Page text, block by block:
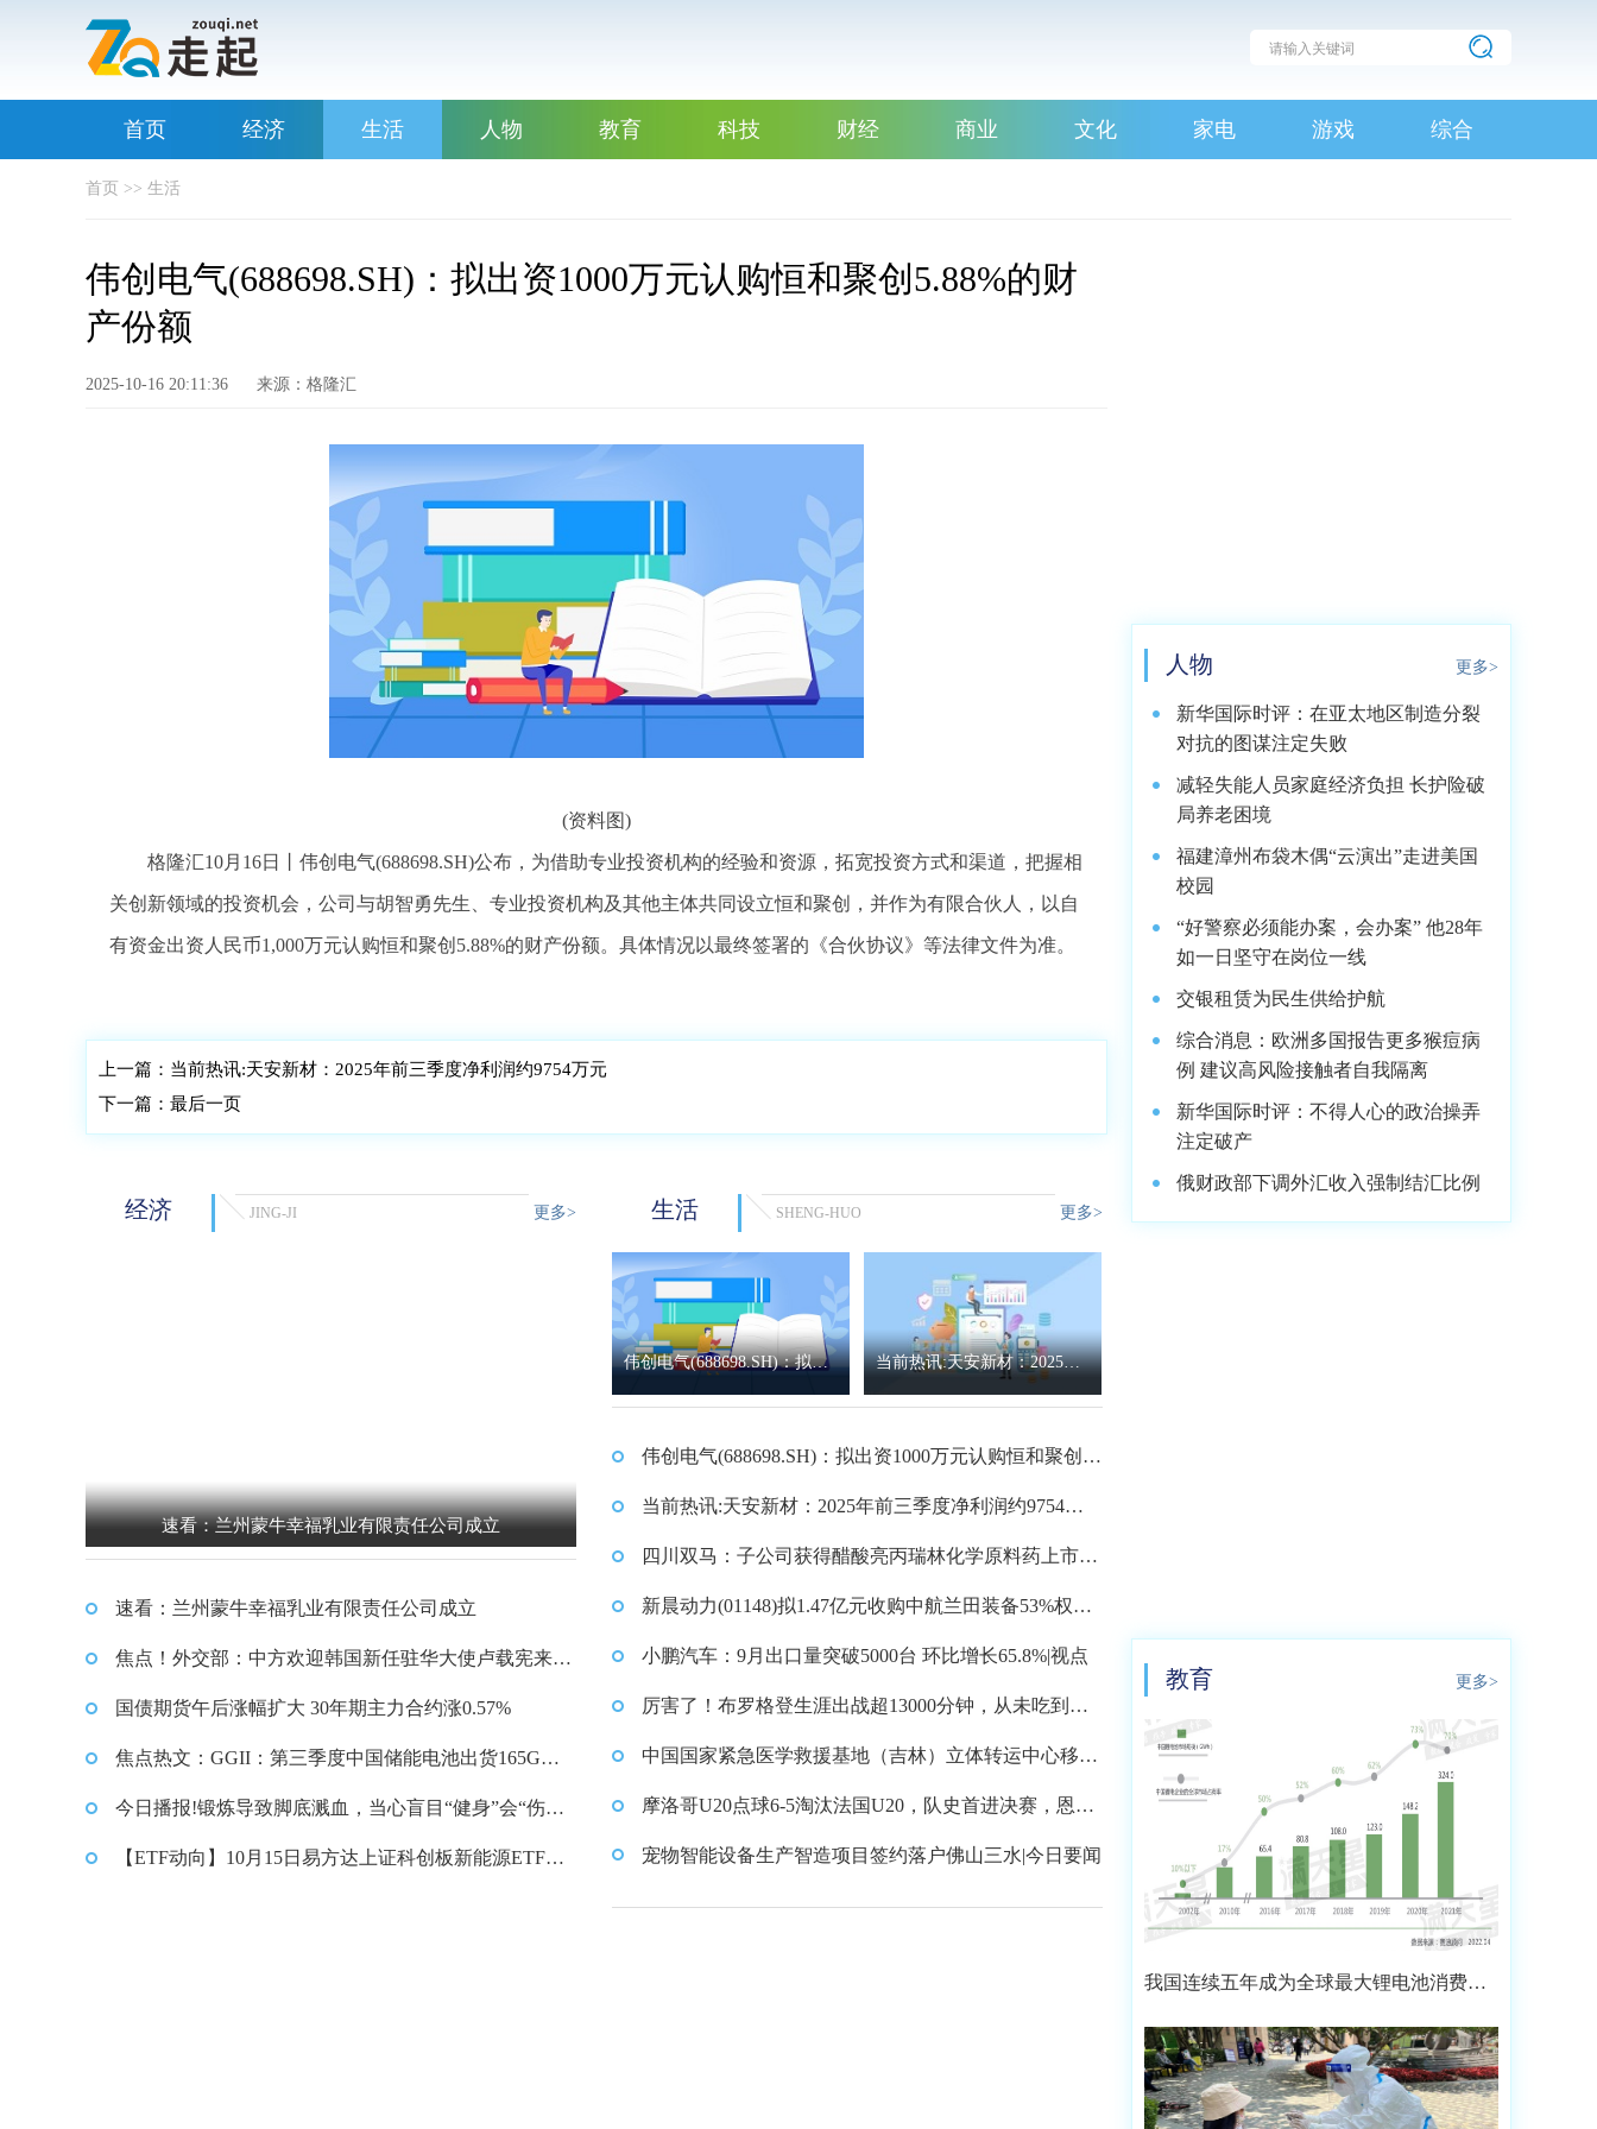
首页 经济 生活 人物 教育 科技 财经 商业 文化 家电 游戏 综合
首页 >> 生活
伟创电气(688698.SH)：拟出资1000万元认购恒和聚创5.88%的财
产份额
2025-10-16 20:11:36 来源：格隆汇
(资料图)
格隆汇10月16日丨伟创电气(688698.SH)公布，为借助专业投资机构的经验和资源，拓宽投资方式和渠道，把握相
关创新领域的投资机会，公司与胡智勇先生、专业投资机构及其他主体共同设立恒和聚创，并作为有限合伙人，以自
有资金出资人民币1,000万元认购恒和聚创5.88%的财产份额。具体情况以最终签署的《合伙协议》等法律文件为准。
上一篇： 当前热讯:天安新材：2025年前三季度净利润约9754万元
下一篇： 最后一页
经济 JING-JI 更多>
速看：兰州蒙牛幸福乳业有限责任公司成立
速看：兰州蒙牛幸福乳业有限责任公司成立
焦点！外交部：中方欢迎韩国新任驻华大使卢载宪来华
履新
国债期货午后涨幅扩大 30年期主力合约涨0.57%
焦点热文：GGII：第三季度中国储能电池出货165GWh
同比增长65%
今日播报!锻炼导致脚底溅血，当心盲目“健身”会“伤
身”！
【ETF动向】10月15日易方达上证科创板新能源ETF基
生活 SHENG-HUO 更多>
伟创电气(688698.SH)：拟出
8%的财产份额
当前热讯:天安新材：2025年
伟创电气(688698.SH)：拟出资1000万元认购恒和聚创5.
88%的财产份额
当前热讯:天安新材：2025年前三季度净利润约9754万
元
四川双马：子公司获得醋酸亮丙瑞林化学原料药上市申
请批准_快消息
新晨动力(01148)拟1.47亿元收购中航兰田装备53%权益
10月16日下午复牌
小鹏汽车：9月出口量突破5000台 环比增长65.8%|视点
厉害了！布罗格登生涯出战超13000分钟，从未吃到过
技犯 精选
中国国家紧急医学救援基地（吉林）立体转运中心移动
医院交付
摩洛哥U20点球6-5淘汰法国U20，队史首进决赛，恩盖
桑失点
宠物智能设备生产智造项目签约落户佛山三水|今日要闻
人物 更多>
新华国际时评：在亚太地区制造分裂
对抗的图谋注定失败
减轻失能人员家庭经济负担 长护险破
局养老困境
福建漳州布袋木偶“云演出”走进美国
校园
“好警察必须能办案，会办案” 他28年
如一日坚守在岗位一线
交银租赁为民生供给护航
综合消息：欧洲多国报告更多猴痘病
例 建议高风险接触者自我隔离
新华国际时评：不得人心的政治操弄
注定破产
俄财政部下调外汇收入强制结汇比例
教育 更多>
我国连续五年成为全球最大锂电池消费市
场 2021年市场占比约达59.4%